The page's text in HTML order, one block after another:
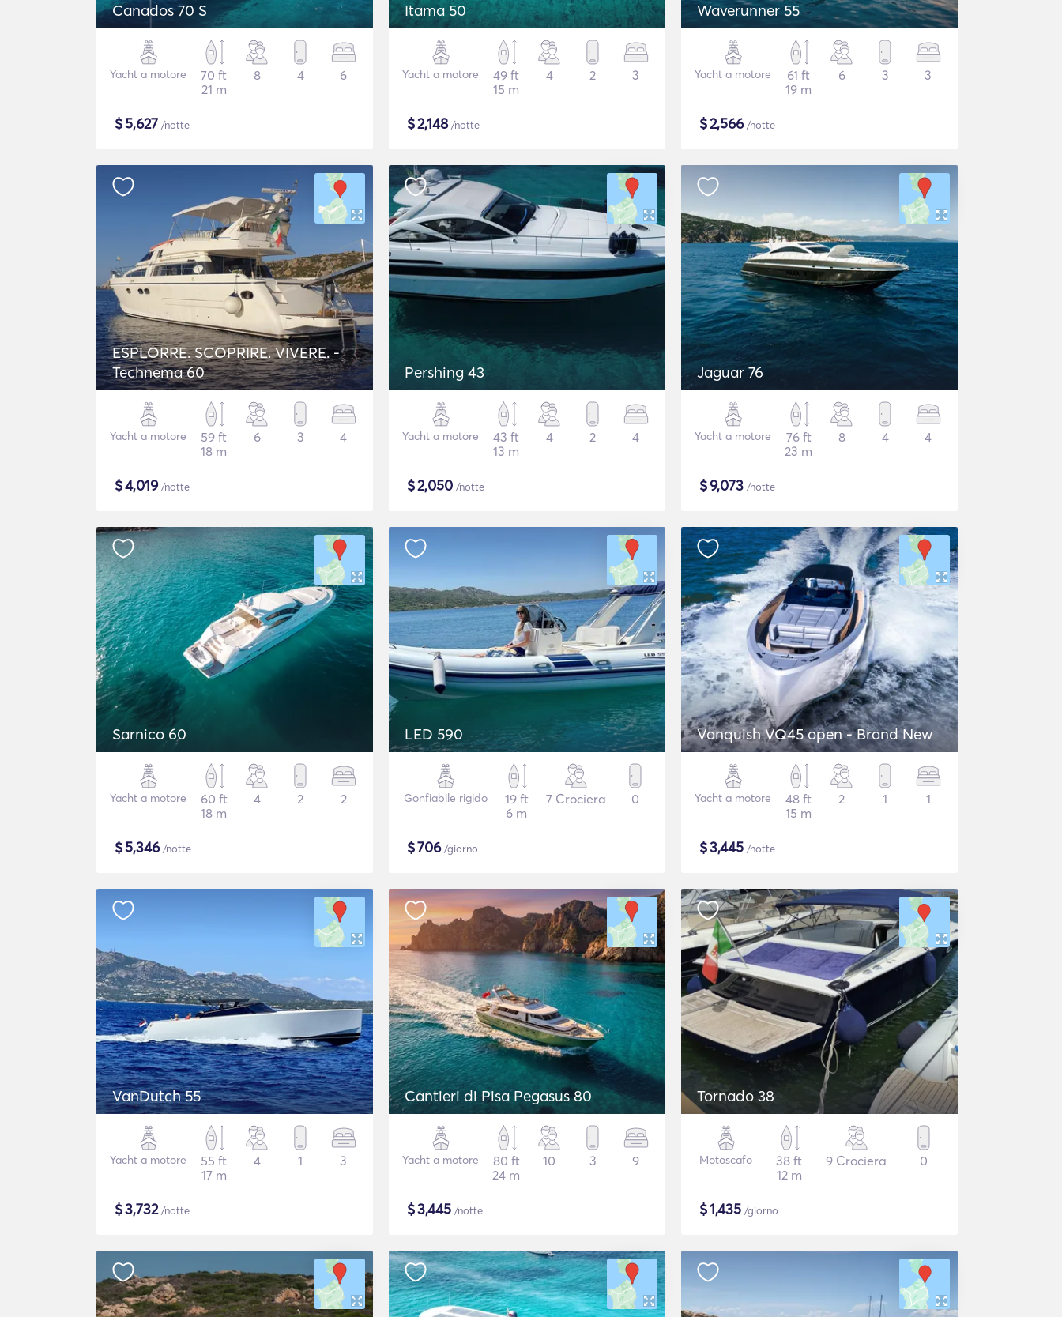
Canados 70 S
Yacht a motore
70 ft
21 m
8 4 6
$5,627 /notte
Itama 50
Yacht a motore
49 ft
15 m
4 2 3
$2,148/notte
Waverunner 55
Yacht a motore
61 ft
19 m
6 3 3
$2,566/notte
ESPLORRE. SCOPRIRE. VIVERE. -
Technema 60
Yacht a motore
59 ft
18 m
6 3 4
$4,019/notte
Pershing 43
Yacht a motore
43 ft
13 m
4 2 4
$2,050 /notte
Jaguar 76
Yacht a motore
76 ft
23 m
8 4 4
$9,073 /notte
Sarnico 60
Yacht a motore
60 ft
18 m
4 2 2
$5,346/notte
LED 590
Gonfiabile rigido
19 ft
6 m
7 Crociera 0
$706/giorno
Vanquish VQ45 open - Brand New
Yacht a motore
48 ft
15 m
2 1 1
$3,445 /notte
VanDutch 55
Yacht a motore
55 ft
17 m
4 1 3
$3,732/notte
Cantieri di Pisa Pegasus 80
Yacht a motore
80 ft
24 m
10 3 9
$3,445 /notte
Tornado 38
Motoscafo
38 ft
12 m
9 Crociera 0
$1,435 /giorno